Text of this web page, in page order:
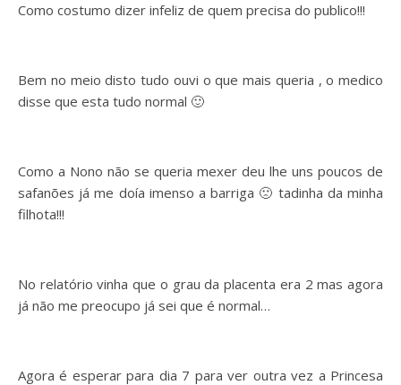
Como costumo dizer infeliz de quem precisa do publico!!!
Bem no meio disto tudo ouvi o que mais queria , o medico
disse que esta tudo normal 🙂
Como a Nono não se queria mexer deu lhe uns poucos de
safanões já me doía imenso a barriga 🙁 tadinha da minha
filhota!!!
No relatório vinha que o grau da placenta era 2 mas agora
já não me preocupo já sei que é normal…
Agora é esperar para dia 7 para ver outra vez a Princesa